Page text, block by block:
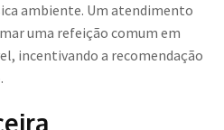
ambiente. Um atendimento
uma refeição comum em
incentivando a recomendação